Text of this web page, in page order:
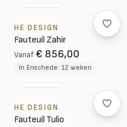
HE DESIGN
Fauteuil Zahir
Vanaf € 856,00
In Enschede: 12 weken
HE DESIGN
Fauteuil Tulio